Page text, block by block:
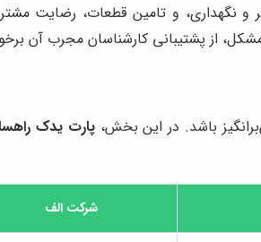
و نگهداری، و تامین قطعات، رضایت
از پشتیبانی کارشناسان مجرب آن
باشد. در این بخش،پارت یدک
شرکت الف